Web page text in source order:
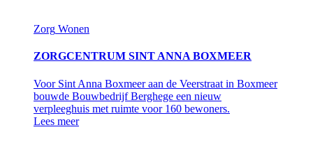
Zorg Wonen
ZORGCENTRUM SINT ANNA BOXMEER
Voor Sint Anna Boxmeer aan de Veerstraat in Boxmeer
bouwde Bouwbedrijf Berghege een nieuw
verpleeghuis met ruimte voor 160 bewoners.
Lees meer